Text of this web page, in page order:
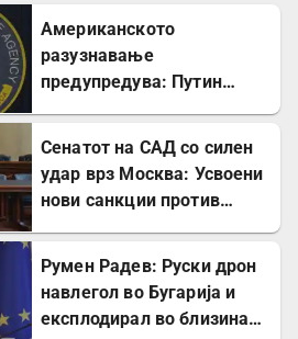
Американското
разузнавање
предупредува: Путин
Сенатот на САД со силен
удар врз Москва: Усвоени
нови санкции против
Румен Радев: Руски дрон
навлегол во Бугарија и
експлодирал во близина